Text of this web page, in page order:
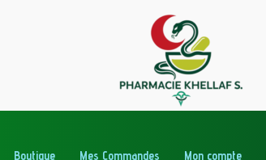
Boutique Mes Commandes Mon compte